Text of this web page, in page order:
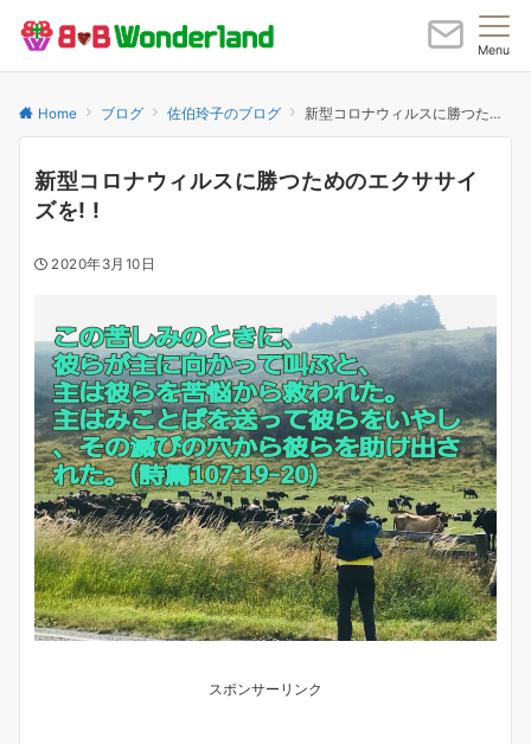
Menu
Home ブログ 佐伯玲子のブログ 新型コロナウィルスに勝つためのエクササイズを! !
新型コロナウィルスに勝つためのエクササイ
ズを! !
2020年3月10日
スポンサーリンク